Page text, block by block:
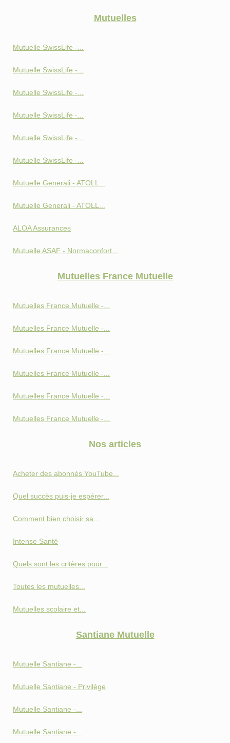
Mutuelles
Mutuelle SwissLife -...
Mutuelle SwissLife -...
Mutuelle SwissLife -...
Mutuelle SwissLife -...
Mutuelle SwissLife -...
Mutuelle SwissLife -...
Mutuelle Generali - ATOLL...
Mutuelle Generali - ATOLL...
ALOA Assurances
Mutuelle ASAF - Normaconfort...
Mutuelles France Mutuelle
Mutuelles France Mutuelle -...
Mutuelles France Mutuelle -...
Mutuelles France Mutuelle -...
Mutuelles France Mutuelle -...
Mutuelles France Mutuelle -...
Mutuelles France Mutuelle -...
Nos articles
Acheter des abonnés YouTube...
Quel succès puis-je espérer...
Comment bien choisir sa...
Intense Santé
Quels sont les critères pour...
Toutes les mutuelles...
Mutuelles scolaire et...
Santiane Mutuelle
Mutuelle Santiane -...
Mutuelle Santiane - Privilège
Mutuelle Santiane -...
Mutuelle Santiane -...